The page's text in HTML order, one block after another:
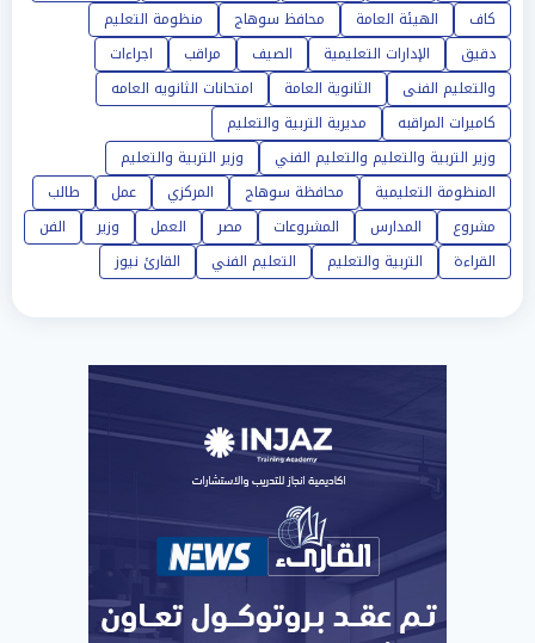
كاف
الهيئة العامة محافظ سوهاج
منظومة التعليم
دقيق
الإدارات التعليمية الصيف مراقب
اجراءات
والتعليم الفنى
الثانوية العامة
امتحانات الثانويه العامه
كاميرات المراقبه
مديرية التربية والتعليم
وزير التربية والتعليم والتعليم الفني
وزير التربية والتعليم
المنظومة التعليمية
محافظة سوهاج المركزي عمل
طالب
مشروع
المدارس المشروعات مصر العمل وزير
الفن
القراءة
التربية والتعليم التعليم الفني القارئ نيوز